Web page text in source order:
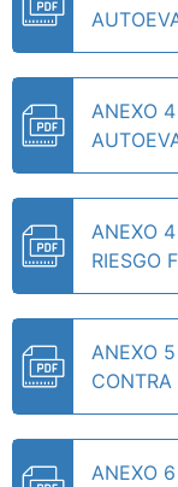
ANEXO
ANEXO
RIESGO
ANEXO
CONTRA
ANEXO